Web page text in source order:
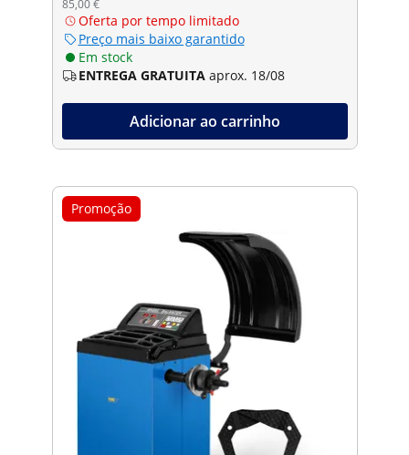
85,00 €
Oferta por tempo limitado
Preço mais baixo garantido
Em stock
ENTREGA GRATUITA aprox. 18/08
Adicionar ao carrinho
Promoção